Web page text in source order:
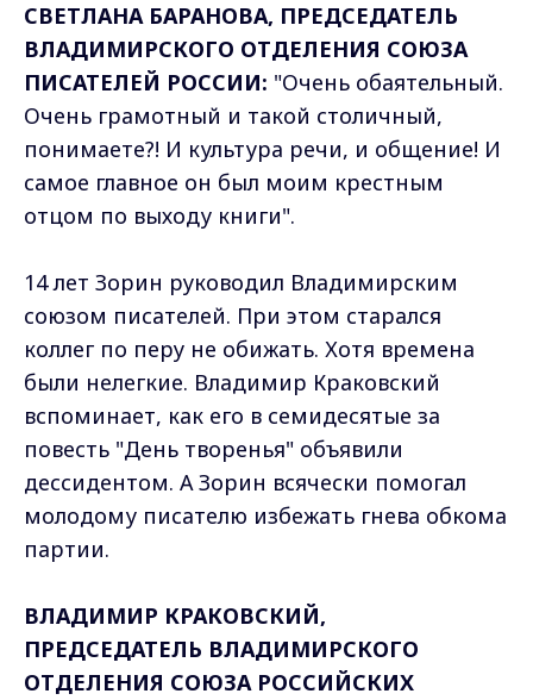
СВЕТЛАНА БАРАНОВА, ПРЕДСЕДАТЕЛЬ
ВЛАДИМИРСКОГО ОТДЕЛЕНИЯ СОЮЗА
ПИСАТЕЛЕЙ РОССИИ: "Очень обаятельный.
Очень грамотный и такой столичный,
понимаете?! И культура речи, и общение! И
самое главное он был моим крестным
отцом по выходу книги".
14 лет Зорин руководил Владимирским
союзом писателей. При этом старался
коллег по перу не обижать. Хотя времена
были нелегкие. Владимир Краковский
вспоминает, как его в семидесятые за
повесть "День творенья" объявили
дессидентом. А Зорин всячески помогал
молодому писателю избежать гнева обкома
партии.
ВЛАДИМИР КРАКОВСКИЙ,
ПРЕДСЕДАТЕЛЬ ВЛАДИМИРСКОГО
ОТДЕЛЕНИЯ СОЮЗА РОССИЙСКИХ